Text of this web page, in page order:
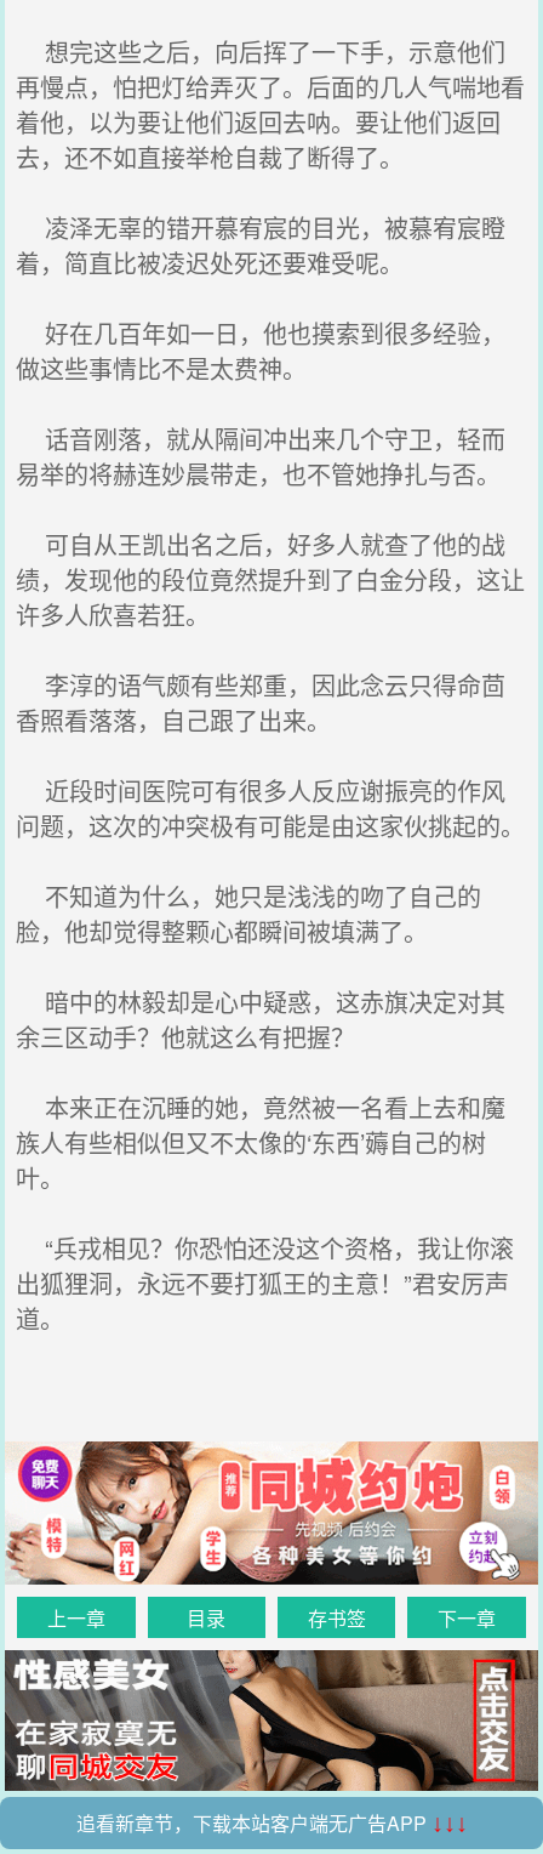
想完这些之后，向后挥了一下手，示意他们
再慢点，怕把灯给弄灭了。后面的几人气喘地看
着他，以为要让他们返回去呐。要让他们返回
去，还不如直接举枪自裁了断得了。
凌泽无辜的错开慕宥宸的目光，被慕宥宸瞪
着，简直比被凌迟处死还要难受呢。
好在几百年如一日，他也摸索到很多经验，
做这些事情比不是太费神。
话音刚落，就从隔间冲出来几个守卫，轻而
易举的将赫连妙晨带走，也不管她挣扎与否。
可自从王凯出名之后，好多人就查了他的战
绩，发现他的段位竟然提升到了白金分段，这让
许多人欣喜若狂。
李淳的语气颇有些郑重，因此念云只得命茴
香照看落落，自己跟了出来。
近段时间医院可有很多人反应谢振亮的作风
问题，这次的冲突极有可能是由这家伙挑起的。
不知道为什么，她只是浅浅的吻了自己的
脸，他却觉得整颗心都瞬间被填满了。
暗中的林毅却是心中疑惑，这赤旗决定对其
余三区动手？他就这么有把握？
本来正在沉睡的她，竟然被一名看上去和魔
族人有些相似但又不太像的‘东西’薅自己的树
叶。
“兵戎相见？你恐怕还没这个资格，我让你滚
出狐狸洞，永远不要打狐王的主意！”君安厉声
道。
上一章 目录 存书签 下一章
追看新章节，下载本站客户端无广告APP ↓↓↓